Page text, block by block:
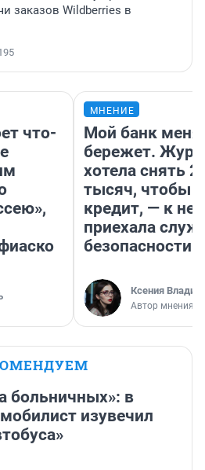
заказов Wildberries в
что-
МНЕНИЕ
Мой банк меня
бережет.
хотела снять
тысяч, чтобы
кредит, — к
приехала
безопасности
Ксения
Автор мнения
больничных»: в
изувечил